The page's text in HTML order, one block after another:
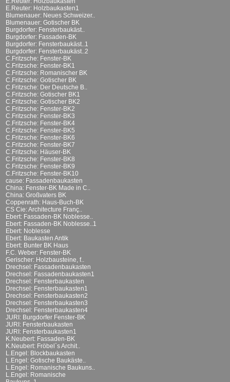
E.Reuter: Holzbaukasten1
Blumenauer: Neues Schweizer..
Blumenauer: Gotischer BK
Burgdorfer: Fensterbaukäst..
Burgdorfer: Fassaden-BK
Burgdorfer: Fensterbaukäst..1
Burgdorfer: Fensterbaukäst..2
C.Fritzsche: Fenster-BK
C.Fritzsche: Fenster-BK1
C.Fritzsche: Romanischer BK
C.Fritzsche: Gotischer BK
C.Fritzsche: Der Deutsche B..
C.Fritzsche: Gotischer BK1
C.Fritzsche: Gotischer BK2
C.Fritzsche: Fenster-BK2
C.Fritzsche: Fenster-BK3
C.Fritzsche: Fenster-BK4
C.Fritzsche: Fenster-BK5
C.Fritzsche: Fenster-BK6
C.Fritzsche: Fenster-BK7
C.Fritzsche: Häuser-BK
C.Fritzsche: Fenster-BK8
C.Fritzsche: Fenster-BK9
C.Fritzsche: Fenster-BK10
cause: Fassadenbaukasten
China: Fenster-BK Made in C..
China: Großvaters BK
Coppenrath: Haus-Buch-BK
CS Cie: Architecture Franç..
Ebert: Fassaden-BK Noblesse..
Ebert: Fassaden-BK Noblesse..1
Ebert: Noblesse
Ebert: Baukasten Antik
Ebert: Bunter BK Haus
F.C. Weber: Fenster-BK
Gerischer: Holzbausteine, f..
Drechsel: Fassadenbaukasten
Drechsel: Fassadenbaukasten1
Drechsel: Fensterbaukasten
Drechsel: Fensterbaukasten1
Drechsel: Fensterbaukasten2
Drechsel: Fensterbaukasten3
Drechsel: Fensterbaukasten4
JURI: Burgdorfer Fenster-BK
JURI: Fensterbaukasten
JURI: Fensterbaukasten1
K.Neubert: Fassaden-BK
K.Neubert: Fröbel`s Archit..
L.Engel: Blockbaukasten
L.Engel: Gotische Baukäste..
L.Engel: Romanische Baukuns..
L.Engel: Romanische